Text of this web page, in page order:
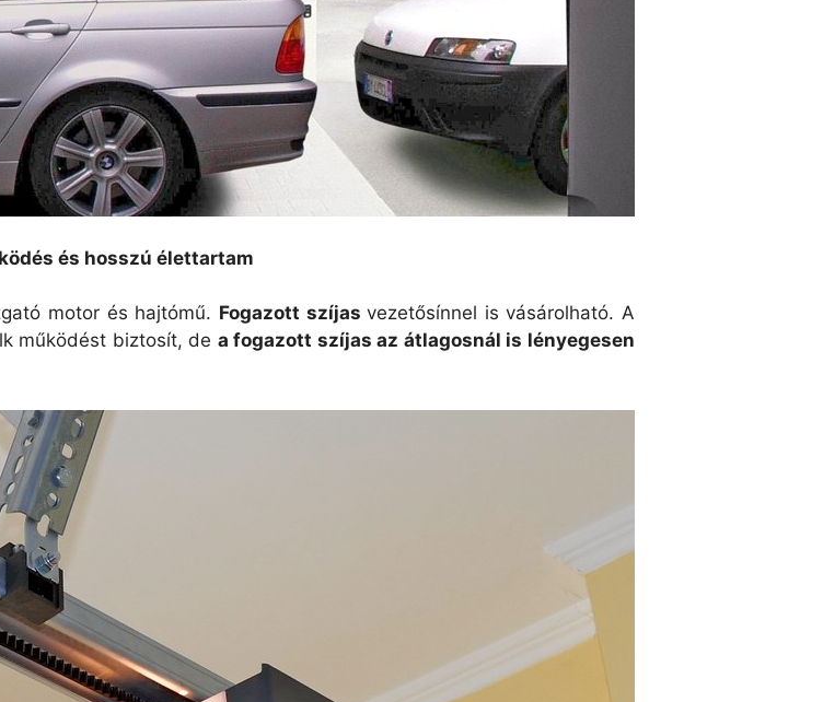
és hosszú élettartam
motor és hajtómű. Fogazott szíjasvezetősínnel is vásárolható. A
működést biztosít, de a fogazott szíjas az átlagosnál is lényegesen